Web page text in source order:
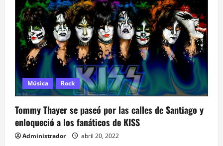
Música Rock
Tommy Thayer se paseó por las calles de Santiago y
enloqueció a los fanáticos de KISS
Administrador abril 20, 2022